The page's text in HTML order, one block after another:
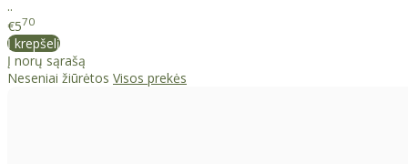
..
€570
Į krepšelį
Į norų sąrašą
Neseniai žiūrėtos Visos prekės